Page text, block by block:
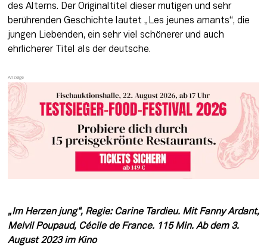
des Alterns. Der Originaltitel dieser mutigen und sehr
berührenden Geschichte lautet „Les jeunes amants“, die
jungen Liebenden, ein sehr viel schönerer und auch
ehrlicherer Titel als der deutsche.
„Im Herzen jung“, Regie: Carine Tardieu. Mit Fanny Ardant,
Melvil Poupaud, Cécile de France. 115 Min. Ab dem 3.
August 2023 im Kino